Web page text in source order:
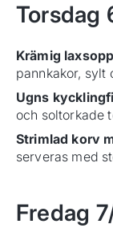
Torsdag
Krämig
pannkakor, sylt
Ugns
och soltorkade
Strimlad korv
serveras med
Fredag